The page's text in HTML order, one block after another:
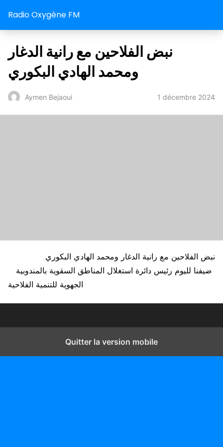
Radio Oxygène FM
نبض الفلاحين مع رانية الدغار
ومحمد الهادي البكوري
Aymen Bejaoui 1 décembre 2024
نبض الفلاحين مع رانية الدغار ومحمد الهادي البكوري
ضيفنا لليوم رئيس دائرة استغلال المناطق السقوية بالمندوبية
الجهوية للتنمية الفلاحية
Quitter la version mobile